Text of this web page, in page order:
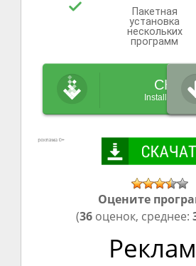
Пакетная
установка
нескольких
программ
Оцените
(36оценок, среднее: